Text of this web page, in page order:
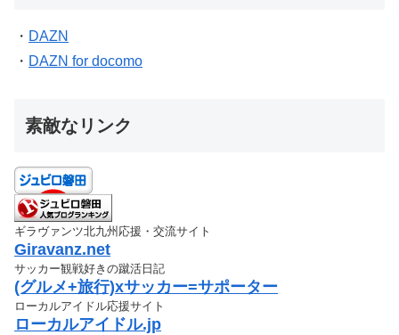
・ DAZN
・ DAZN for docomo
素敵なリンク
ギラヴァンツ北九州応援・交流サイト
Giravanz.net
サッカー観戦好きの蹴活日記
(グルメ+旅行)xサッカー=サポーター
ローカルアイドル応援サイト
ローカルアイドル.jp